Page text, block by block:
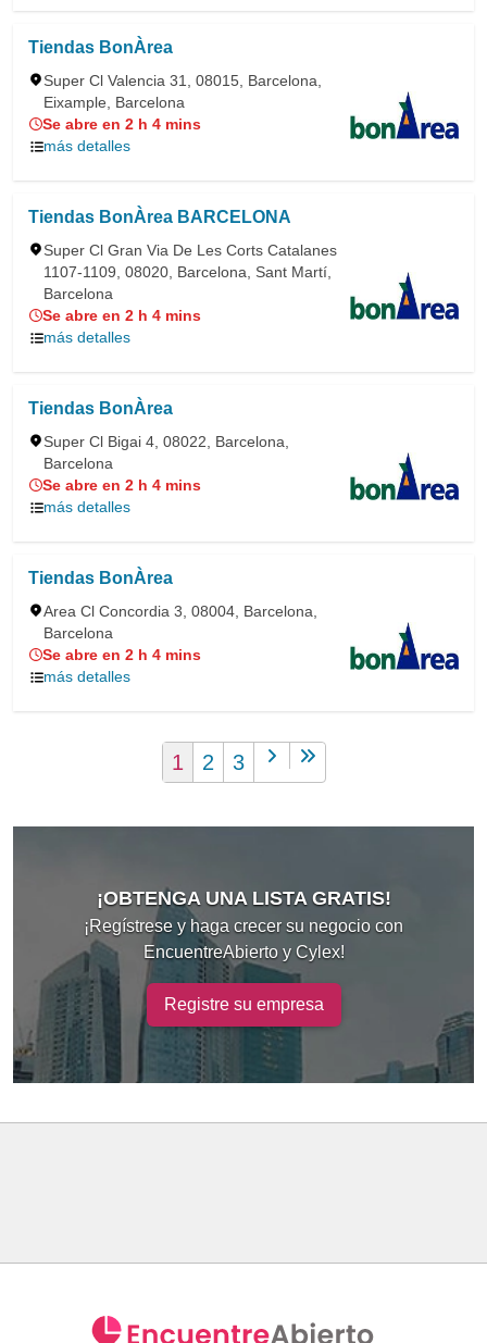
Tiendas BonÀrea
Super Cl Valencia 31, 08015, Barcelona,
Eixample, Barcelona
Se abre en 2 h 4 mins
más detalles
Tiendas BonÀrea BARCELONA
Super Cl Gran Via De Les Corts Catalanes
1107-1109, 08020, Barcelona, Sant Martí,
Barcelona
Se abre en 2 h 4 mins
más detalles
Tiendas BonÀrea
Super Cl Bigai 4, 08022, Barcelona,
Barcelona
Se abre en 2 h 4 mins
más detalles
Tiendas BonÀrea
Area Cl Concordia 3, 08004, Barcelona,
Barcelona
Se abre en 2 h 4 mins
más detalles
1 2 3
¡OBTENGA UNA LISTA GRATIS!
¡Regístrese y haga crecer su negocio con
EncuentreAbierto y Cylex!
Registre su empresa